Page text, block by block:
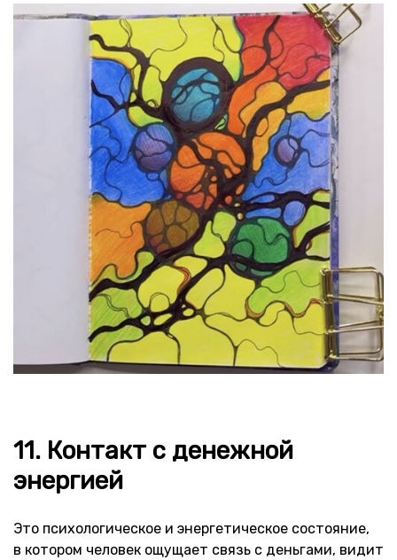
11. Контакт с денежной
энергией
Это психологическое и энергетическое состояние,
в котором человек ощущает связь с деньгами, видит